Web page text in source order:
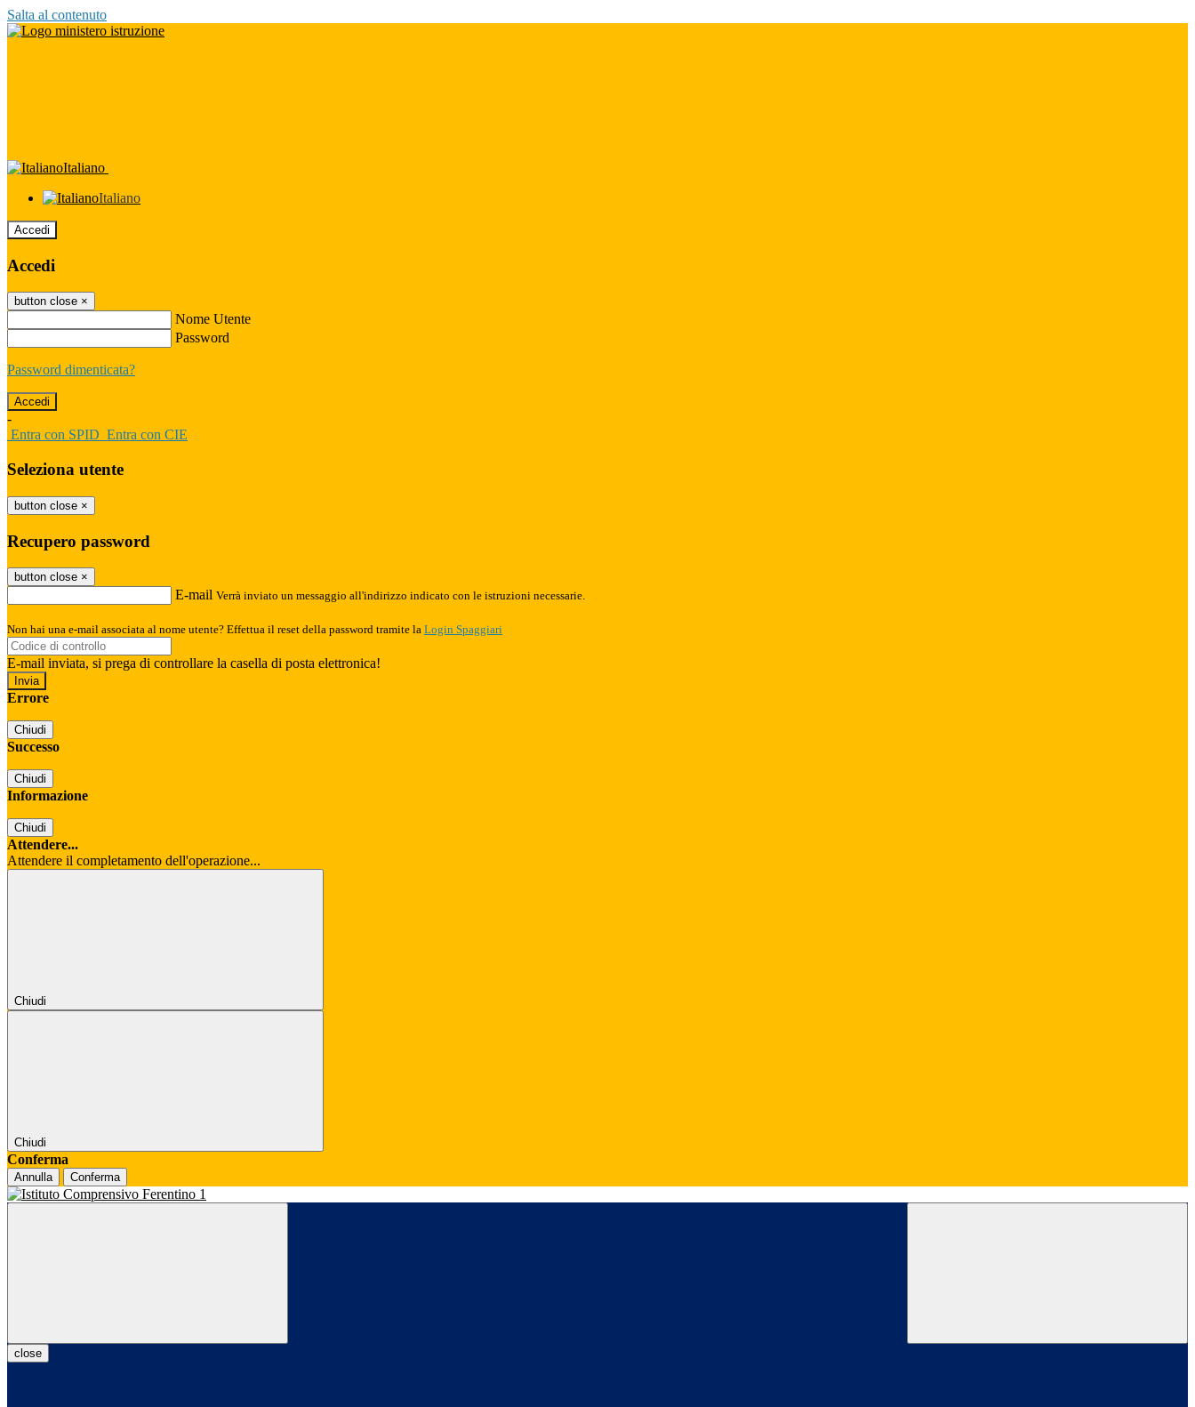
Salta al contenuto
Italiano
Italiano
Accedi
Accedi
button close ×
Nome Utente
Password
Password dimenticata?
-
Entra con SPID Entra con CIE
Seleziona utente
button close ×
Recupero password
button close ×
E-mail Verrà inviato un messaggio all'indirizzo indicato con le istruzioni necessarie.
Non hai una e-mail associata al nome utente? Effettua il reset della password tramite la Login Spaggiari
E-mail inviata, si prega di controllare la casella di posta elettronica!
Errore
Chiudi
Successo
Chiudi
Informazione
Chiudi
Attendere...
Attendere il completamento dell'operazione...
Chiudi
Chiudi
Conferma
Annulla Conferma
close